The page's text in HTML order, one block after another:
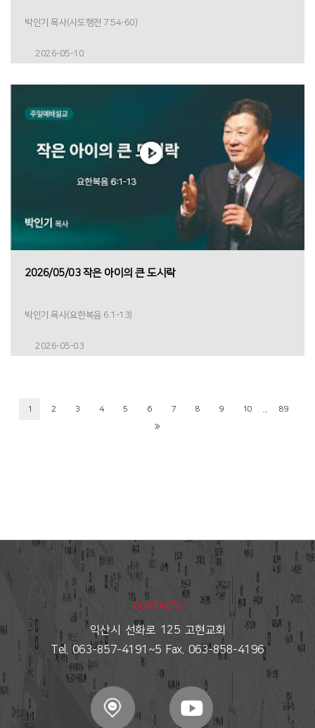
박인기 목사(사도행전 7:54-60)
2026-05-10
2026/05/03 작은 아이의 큰 도시락
박인기 목사(요한복음 6:1-13)
2026-05-03
1 2 3 4 5 6 7 8 9 10 89
CONTACTS
익산시 선화로 125 고현교회
Tel. 063-857-4191~5 Fax. 063-858-4196